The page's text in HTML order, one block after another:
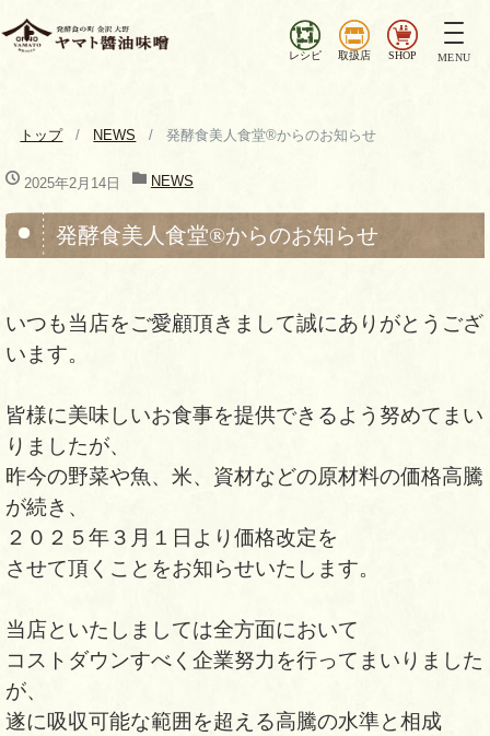
レシピ 取扱店 SHOP
ナ
ビ
MENU
トップ NEWS 発酵食美人食堂®からのお知らせ
2025年2月14日 NEWS
発酵食美人食堂®からのお知らせ
いつも当店をご愛顧頂きまして誠にありがとうござ
います。
皆様に美味しいお食事を提供できるよう努めてまい
りましたが、
昨今の野菜や魚、米、資材などの原材料の価格高騰
が続き、
２０２５年３月１日より価格改定を
させて頂くことをお知らせいたします。
当店といたしましては全方面において
コストダウンすべく企業努力を行ってまいりました
が、
遂に吸収可能な範囲を超える高騰の水準と相成